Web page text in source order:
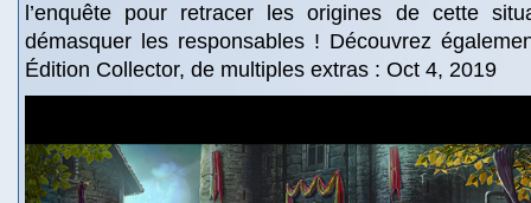
l’enquête pour retracer les origines de cette
démasquer les responsables ! Découvrez
Édition Collector, de multiples extras : Oct 4, 2019